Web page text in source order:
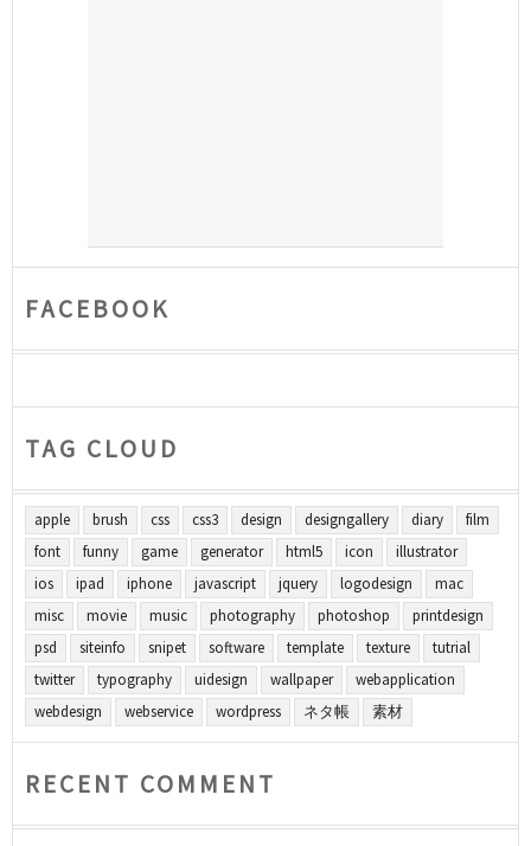
FACEBOOK
TAG CLOUD
apple brush css css3 design designgallery diary
film
font
funny game generator html5 icon
illustrator
ios
ipad iphone javascript jquery logodesign
mac
misc
movie music photography photoshop
printdesign
psd
siteinfo snipet software template texture
tutrial
twitter
typography uidesign wallpaper
webapplication
webdesign
webservice wordpress ネタ帳 素材
RECENT COMMENT